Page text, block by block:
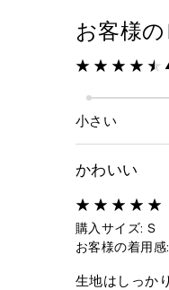
お客様
小さい
かわいい
購入サイズ: S
お客様の着用
生地はしっか